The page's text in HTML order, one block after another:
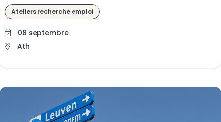
Ateliers recherche emploi
08 septembre
Ath